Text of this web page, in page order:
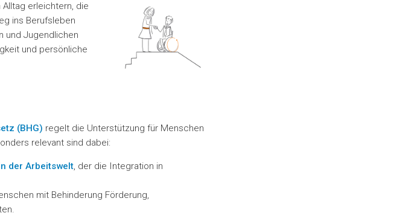
erleichtern, die
ins Berufsleben
und Jugendlichen
und persönliche
(BHG) regelt die Unterstützung für Menschen
relevant sind dabei:
der Arbeitswelt, der die Integration in
mit Behinderung Förderung,